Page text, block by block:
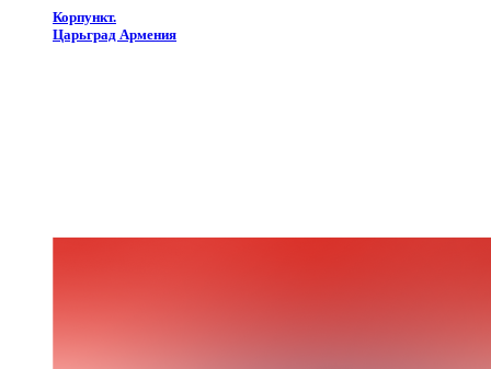
Корпункт.
Царьград Армения